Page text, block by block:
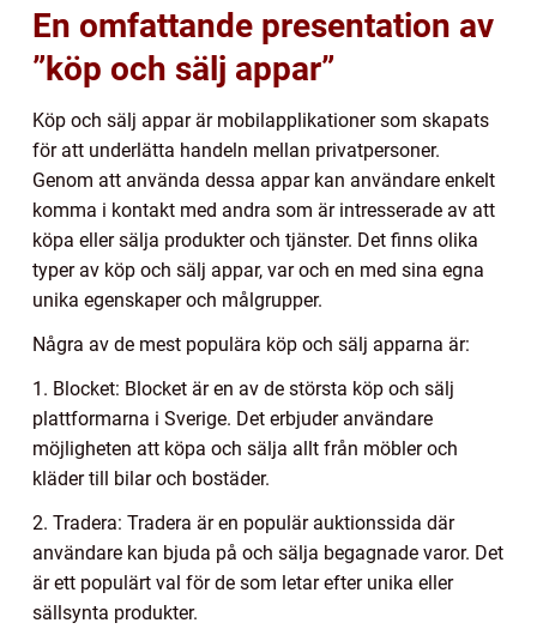
En omfattande presentation av
”köp och sälj appar”
Köp och sälj appar är mobilapplikationer som skapats
för att underlätta handeln mellan privatpersoner.
Genom att använda dessa appar kan användare enkelt
komma i kontakt med andra som är intresserade av att
köpa eller sälja produkter och tjänster. Det finns olika
typer av köp och sälj appar, var och en med sina egna
unika egenskaper och målgrupper.
Några av de mest populära köp och sälj apparna är:
1. Blocket: Blocket är en av de största köp och sälj
plattformarna i Sverige. Det erbjuder användare
möjligheten att köpa och sälja allt från möbler och
kläder till bilar och bostäder.
2. Tradera: Tradera är en populär auktionssida där
användare kan bjuda på och sälja begagnade varor. Det
är ett populärt val för de som letar efter unika eller
sällsynta produkter.